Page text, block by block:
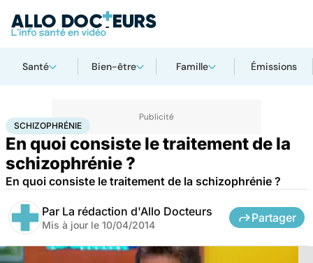
Santé Bien-être Famille Émissions
AccueilBien-êtrePsycho Schizophrénie
SCHIZOPHRÉNIE
En quoi consiste le traitement de la
schizophrénie ?
En quoi consiste le traitement de la schizophrénie ?
Par La rédaction d'Allo Docteurs
Mis à jour le 10/04/2014
Partager